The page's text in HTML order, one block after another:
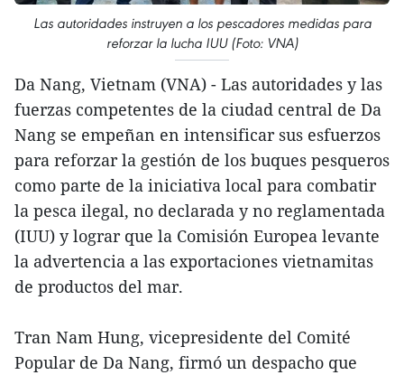
Las autoridades instruyen a los pescadores medidas para
reforzar la lucha IUU (Foto: VNA)
Da Nang, Vietnam (VNA) - Las autoridades y las
fuerzas competentes de la ciudad central de Da
Nang se empeñan en intensificar sus esfuerzos
para reforzar la gestión de los buques pesqueros
como parte de la iniciativa local para combatir
la pesca ilegal, no declarada y no reglamentada
(IUU) y lograr que la Comisión Europea levante
la advertencia a las exportaciones vietnamitas
de productos del mar.
Tran Nam Hung, vicepresidente del Comité
Popular de Da Nang, firmó un despacho que